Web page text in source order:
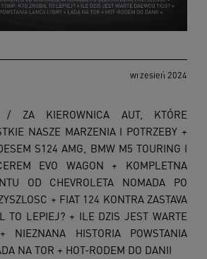
wrzesień 2024
/ ZA KIEROWNICA AUT, KTÓRE
NASZE MARZENIA I POTRZEBY +
S124 AMG, BMW M5 TOURING I
EVO WAGON + KOMPLETNA
OD CHEVROLETA NOMADA PO
+ FIAT 124 KONTRA ZASTAVA
TO LEPIEJ? + ILE DZIS JEST WARTE
NIEZNANA HISTORIA POWSTANIA
NA TOR + HOT-RODEM DO DANII